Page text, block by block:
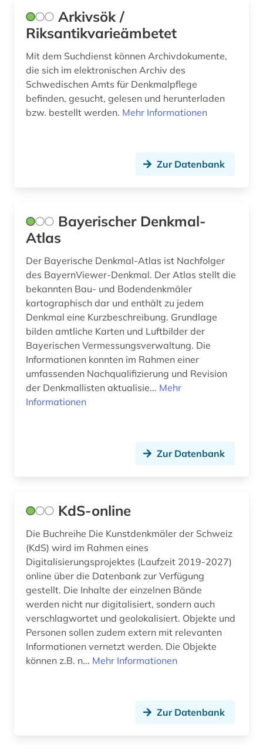
Arkivsök /
Riksantikvarieämbetet
Mit dem Suchdienst können Archivdokumente,
die sich im elektronischen Archiv des
Schwedischen Amts für Denkmalpflege
befinden, gesucht, gelesen und herunterladen
bzw. bestellt werden. Mehr Informationen
Zur Datenbank
Bayerischer Denkmal-
Atlas
Der Bayerische Denkmal-Atlas ist Nachfolger
des BayernViewer-Denkmal. Der Atlas stellt die
bekannten Bau- und Bodendenkmäler
kartographisch dar und enthält zu jedem
Denkmal eine Kurzbeschreibung. Grundlage
bilden amtliche Karten und Luftbilder der
Bayerischen Vermessungsverwaltung. Die
Informationen konnten im Rahmen einer
umfassenden Nachqualifizierung und Revision
der Denkmallisten aktualisie... Mehr
Informationen
Zur Datenbank
KdS-online
Die Buchreihe Die Kunstdenkmäler der Schweiz
(KdS) wird im Rahmen eines
Digitalisierungsprojektes (Laufzeit 2019-2027)
online über die Datenbank zur Verfügung
gestellt. Die Inhalte der einzelnen Bände
werden nicht nur digitalisiert, sondern auch
verschlagwortet und geolokalisiert. Objekte und
Personen sollen zudem extern mit relevanten
Informationen vernetzt werden. Die Objekte
können z.B. n... Mehr Informationen
Zur Datenbank